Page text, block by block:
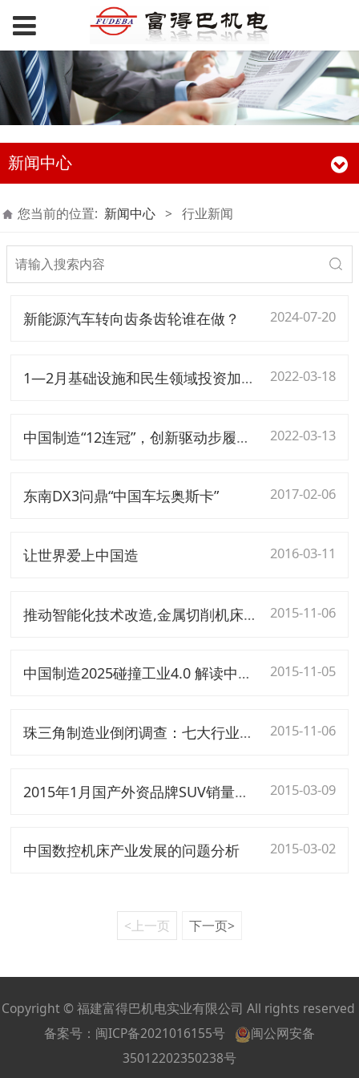
新闻中心
您当前的位置: 新闻中心 > 行业新闻
新能源汽车转向齿条齿轮谁在做？ 2024-07-20
1—2月基础设施和民生领域投资加大 高技术制造业投资增长42.7% 2022-03-18
中国制造“12连冠”，创新驱动步履铿锵 2022-03-13
东南DX3问鼎“中国车坛奥斯卡” 2017-02-06
让世界爱上中国造 2016-03-11
推动智能化技术改造,金属切削机床生产有望反转 2015-11-06
中国制造2025碰撞工业4.0 解读中国制造业前世今生 2015-11-05
珠三角制造业倒闭调查：七大行业成“重灾区” 2015-11-06
2015年1月国产外资品牌SUV销量分析 2015-03-09
中国数控机床产业发展的问题分析 2015-03-02
<上一页 下一页>
Copyright © 福建富得巴机电实业有限公司 All rights reserved
备案号： 闽ICP备2021016155号
闽公网安备
35012202350238号